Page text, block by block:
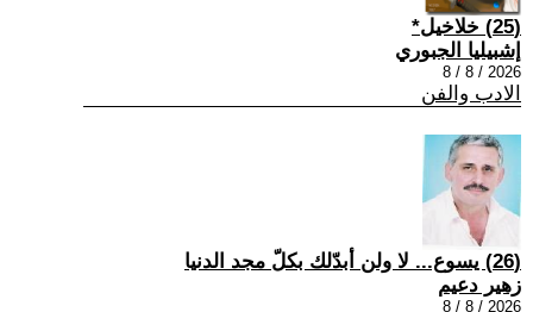
(25) خلاخيل*
إشبيليا الجبوري
2026 / 8 / 8
الادب والفن
(26) يسوع... لا ولن أبدّلك بكلّ مجد الدنيا
زهير دعيم
2026 / 8 / 8